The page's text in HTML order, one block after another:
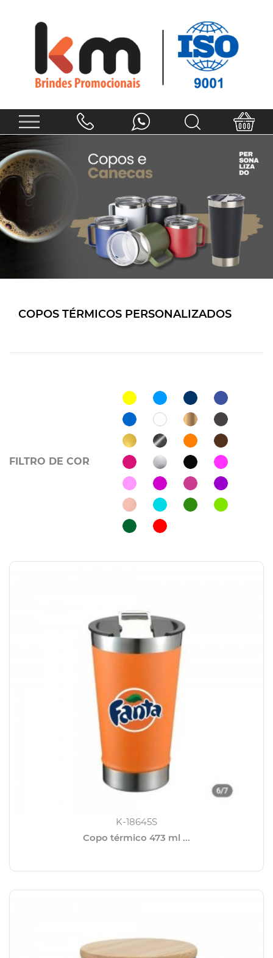
COPOS TÉRMICOS PERSONALIZADOS
FILTRO DE COR
K-18645S
Copo térmico 473 ml ...